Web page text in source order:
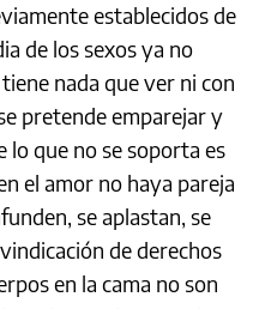
establecidos de
de los sexos ya no
nada que ver ni con
pretende emparejar y
lo que no se soporta es
el amor no haya pareja
se aplastan, se
de derechos
en la cama no son